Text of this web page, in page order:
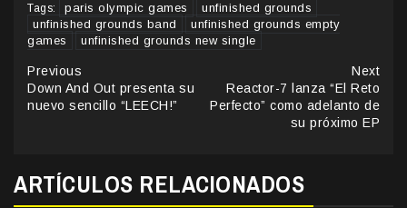
Tags: paris olympic games
unfinished grounds
unfinished grounds band
unfinished grounds empty
games
unfinished grounds new single
Continue
Reading
Previous
Down And Out presenta su
nuevo sencillo “LEECH!”
Next
Reactor-7 lanza “El Reto
Perfecto” como adelanto de
su próximo EP
ARTÍCULOS RELACIONADOS